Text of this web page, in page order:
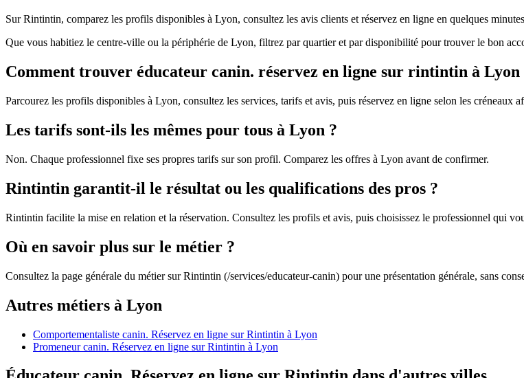
Sur Rintintin, comparez les profils disponibles à Lyon, consultez les avis clients et réservez en ligne en quelques
Que vous habitiez le centre-ville ou la périphérie de Lyon, filtrez par quartier et par disponibilité pour trouver le bon
Comment trouver éducateur canin. réservez en ligne sur rintintin à
Parcourez les profils disponibles à Lyon, consultez les services, tarifs et avis, puis réservez en ligne selon les créneaux
Les tarifs sont-ils les mêmes pour tous à Lyon ?
Non. Chaque professionnel fixe ses propres tarifs sur son profil. Comparez les offres à Lyon avant de confirmer.
Rintintin garantit-il le résultat ou les qualifications des pros ?
Rintintin facilite la mise en relation et la réservation. Consultez les profils et avis, puis choisissez le professionnel qui
Où en savoir plus sur le métier ?
Consultez la page générale du métier sur Rintintin (/services/educateur-canin) pour une présentation générale, sans
Autres métiers à Lyon
Comportementaliste canin. Réservez en ligne sur Rintintin à Lyon
Promeneur canin. Réservez en ligne sur Rintintin à Lyon